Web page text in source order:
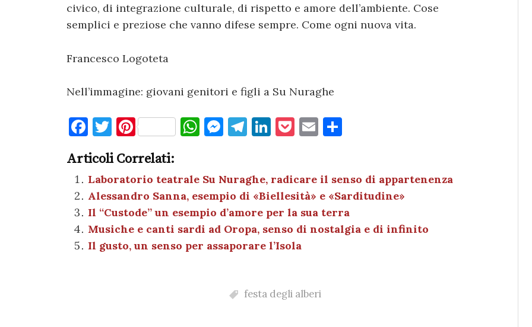
civico, di integrazione culturale, di rispetto e amore dell’ambiente. Cose
semplici e preziose che vanno difese sempre. Come ogni nuova vita.
Francesco Logoteta
Nell’immagine: giovani genitori e figli a Su Nuraghe
F
c
e
b
o
o
T
it
te
r
Pi
er
es
t
W
s
A
p
p
M
n
g
er
T
gr
a
m
Li
e
dI
n
P
k
et
E
l di
vi
di
Articoli Correlati:
Laboratorio teatrale Su Nuraghe, radicare il senso di appartenenza
Alessandro Sanna, esempio di «Biellesità» e «Sarditudine»
Il “Custode” un esempio d’amore per la sua terra
Musiche e canti sardi ad Oropa, senso di nostalgia e di infinito
Il gusto, un senso per assaporare l’Isola
festa degli alberi